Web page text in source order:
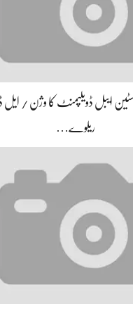
سسٹین ایبل ڈویلپمنٹ کا وژن /
ریلوے…